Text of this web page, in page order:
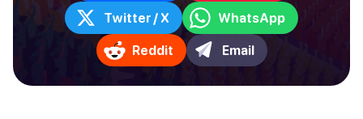
Twitter / X WhatsApp
Reddit Email